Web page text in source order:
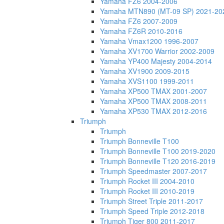
Yamaha MTN890 (MT-09 SP) 2021-
Yamaha FZ6 2007-2009
Yamaha FZ6R 2010-2016
Yamaha Vmax1200 1996-2007
Yamaha XV1700 Warrior 2002-2009
Yamaha YP400 Majesty 2004-2014
Yamaha XV1900 2009-2015
Yamaha XVS1100 1999-2011
Yamaha XP500 TMAX 2001-2007
Yamaha XP500 TMAX 2008-2011
Yamaha XP530 TMAX 2012-2016
Triumph
Triumph
Triumph Bonneville T100
Triumph Bonneville T100 2019-2020
Triumph Bonneville T120 2016-2019
Triumph Speedmaster 2007-2017
Triumph Rocket III 2004-2010
Triumph Rocket III 2010-2019
Triumph Street Triple 2011-2017
Triumph Speed Triple 2012-2018
Triumph Tiger 800 2011-2017